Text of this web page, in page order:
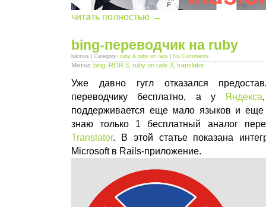
читать полностью →
bing-переводчик на ruby
lukmus | Category: ruby & ruby on rails No Comments
Метки: bing ROR 3 ruby on rails 3 translator
Уже давно гугл отказался
переводчику бесплатно, а у Яндекса
поддерживается еще мало языков и
знаю только 1 бесплатный аналог
Translator. В этой статье показана
Microsoft в Rails-приложение.